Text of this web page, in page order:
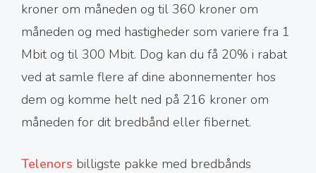
kroner om måneden og til 360 kroner om
måneden og med hastigheder som variere fra 1
Mbit og til 300 Mbit. Dog kan du få 20% i rabat
ved at samle flere af dine abonnementer hos
dem og komme helt ned på 216 kroner om
måneden for dit bredbånd eller fibernet.
Telenors billigste pakke med bredbånds